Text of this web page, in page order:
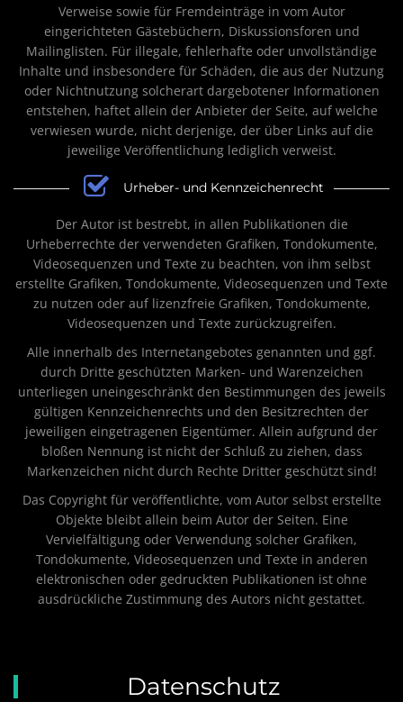
Verweise sowie für Fremdeinträge in vom Autor
eingerichteten Gästebüchern, Diskussionsforen und
Mailinglisten. Für illegale, fehlerhafte oder unvollständige
Inhalte und insbesondere für Schäden, die aus der Nutzung
oder Nichtnutzung solcherart dargebotener Informationen
entstehen, haftet allein der Anbieter der Seite, auf welche
verwiesen wurde, nicht derjenige, der über Links auf die
jeweilige Veröffentlichung lediglich verweist.
Urheber- und Kennzeichenrecht
Der Autor ist bestrebt, in allen Publikationen die
Urheberrechte der verwendeten Grafiken, Tondokumente,
Videosequenzen und Texte zu beachten, von ihm selbst
erstellte Grafiken, Tondokumente, Videosequenzen und Texte
zu nutzen oder auf lizenzfreie Grafiken, Tondokumente,
Videosequenzen und Texte zurückzugreifen.
Alle innerhalb des Internetangebotes genannten und ggf.
durch Dritte geschützten Marken- und Warenzeichen
unterliegen uneingeschränkt den Bestimmungen des jeweils
gültigen Kennzeichenrechts und den Besitzrechten der
jeweiligen eingetragenen Eigentümer. Allein aufgrund der
bloßen Nennung ist nicht der Schluß zu ziehen, dass
Markenzeichen nicht durch Rechte Dritter geschützt sind!
Das Copyright für veröffentlichte, vom Autor selbst erstellte
Objekte bleibt allein beim Autor der Seiten. Eine
Vervielfältigung oder Verwendung solcher Grafiken,
Tondokumente, Videosequenzen und Texte in anderen
elektronischen oder gedruckten Publikationen ist ohne
ausdrückliche Zustimmung des Autors nicht gestattet.
Datenschutz